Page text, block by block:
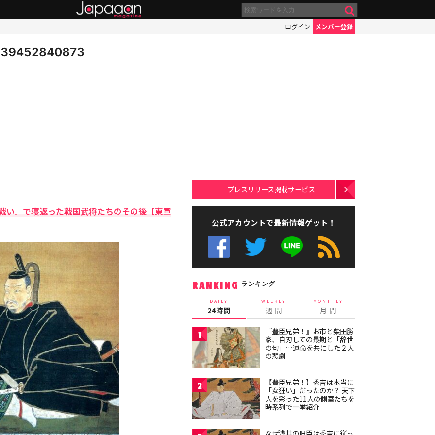
ログイン メンバー登録
」で寝返った戦国武将たちのその後【東軍
プレスリリース掲載サービス
公式アカウントで最新情報ゲット！
RANKING ランキング
DAILY
24時間
WEEKLY
週 間
MONTHLY
月 間
1
『豊臣兄弟！』お市と柴田勝
家、自刃しての最期と「辞世
の句」…運命を共にした２人
の悲劇
2
【豊臣兄弟！】秀吉は本当に
「女狂い」だったのか？ 天下
人を彩った11人の側室たちを
時系列で一挙紹介
なぜ浅井の旧臣は秀吉に従っ